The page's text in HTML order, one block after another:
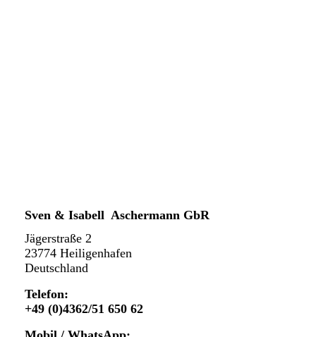
Sven & Isabell Aschermann GbR
Jägerstraße 2
23774 Heiligenhafen
Deutschland
Telefon:
+49 (0)4362/51 650 62